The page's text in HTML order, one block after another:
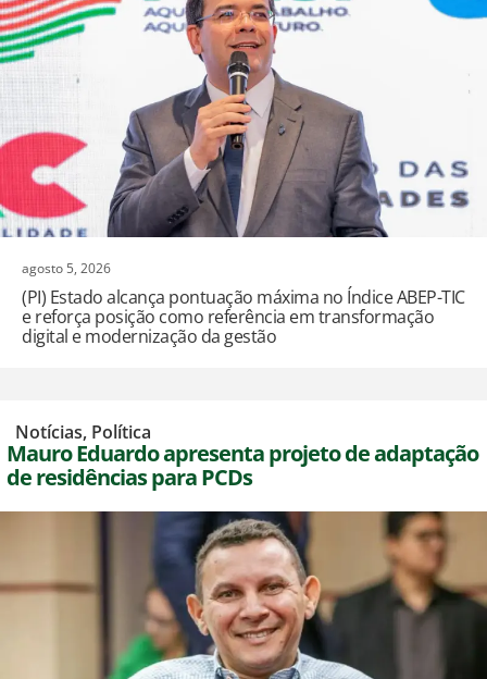
agosto 5, 2026
(PI) Estado alcança pontuação máxima no Índice ABEP-TIC
e reforça posição como referência em transformação
digital e modernização da gestão
Notícias, Política
Mauro Eduardo apresenta projeto de adaptação
de residências para PCDs